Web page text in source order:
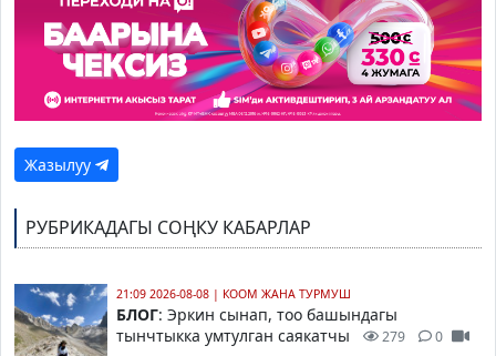
Жазылуу
РУБРИКАДАГЫ СОҢКУ КАБАРЛАР
21:09 2026-08-08 | КООМ ЖАНА ТУРМУШ
БЛОГ: Эркин сынап, тоо башындагы
тынчтыкка умтулган саякатчы
279 0